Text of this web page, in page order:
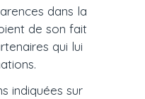
dans la
de son fait
qui lui
indiquées sur